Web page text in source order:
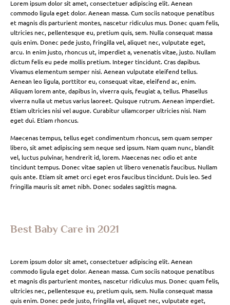
Lorem ipsum dolor sit amet, consectetuer adipiscing elit. Aenean
commodo ligula eget dolor. Aenean massa. Cum sociis natoque penatibus
et magnis dis parturient montes, nascetur ridiculus mus. Donec quam felis,
ultricies nec, pellentesque eu, pretium quis, sem. Nulla consequat massa
quis enim. Donec pede justo, fringilla vel, aliquet nec, vulputate eget,
arcu. In enim justo, rhoncus ut, imperdiet a, venenatis vitae, justo. Nullam
dictum felis eu pede mollis pretium. Integer tincidunt. Cras dapibus.
Vivamus elementum semper nisi. Aenean vulputate eleifend tellus.
Aenean leo ligula, porttitor eu, consequat vitae, eleifend ac, enim.
Aliquam lorem ante, dapibus in, viverra quis, feugiat a, tellus. Phasellus
viverra nulla ut metus varius laoreet. Quisque rutrum. Aenean imperdiet.
Etiam ultricies nisi vel augue. Curabitur ullamcorper ultricies nisi. Nam
eget dui. Etiam rhoncus.
Maecenas tempus, tellus eget condimentum rhoncus, sem quam semper
libero, sit amet adipiscing sem neque sed ipsum. Nam quam nunc, blandit
vel, luctus pulvinar, hendrerit id, lorem. Maecenas nec odio et ante
tincidunt tempus. Donec vitae sapien ut libero venenatis faucibus. Nullam
quis ante. Etiam sit amet orci eget eros faucibus tincidunt. Duis leo. Sed
fringilla mauris sit amet nibh. Donec sodales sagittis magna.
Best Baby Care in 2021
Lorem ipsum dolor sit amet, consectetuer adipiscing elit. Aenean
commodo ligula eget dolor. Aenean massa. Cum sociis natoque penatibus
et magnis dis parturient montes, nascetur ridiculus mus. Donec quam felis,
ultricies nec, pellentesque eu, pretium quis, sem. Nulla consequat massa
quis enim. Donec pede justo, fringilla vel, aliquet nec, vulputate eget,